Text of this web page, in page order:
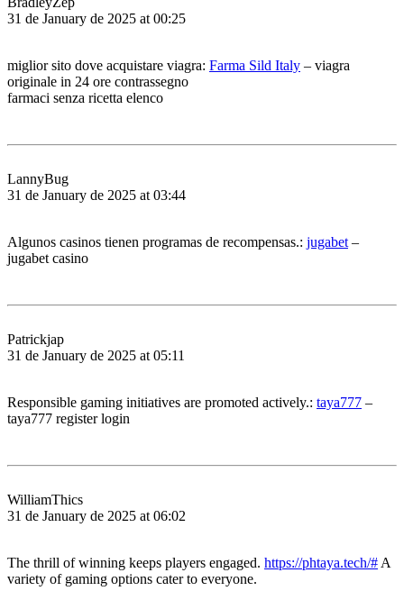
31 de January de 2025 at 00:25
miglior sito dove acquistare viagra: Farma Sild Italy – viagra
originale in 24 ore contrassegno
farmaci senza ricetta elenco
LannyBug
31 de January de 2025 at 03:44
Algunos casinos tienen programas de recompensas.: jugabet –
jugabet casino
Patrickjap
31 de January de 2025 at 05:11
Responsible gaming initiatives are promoted actively.: taya777 –
taya777 register login
WilliamThics
31 de January de 2025 at 06:02
The thrill of winning keeps players engaged. https://phtaya.tech/# A
variety of gaming options cater to everyone.